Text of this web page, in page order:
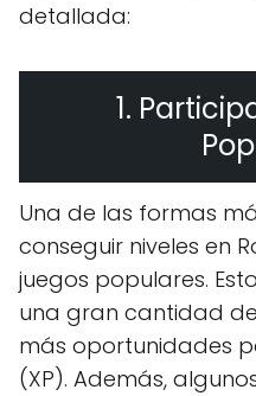
detallada:
1.
Una de las formas
conseguir niveles en
juegos populares.
una gran cantidad
más oportunidades
(XP). Además,